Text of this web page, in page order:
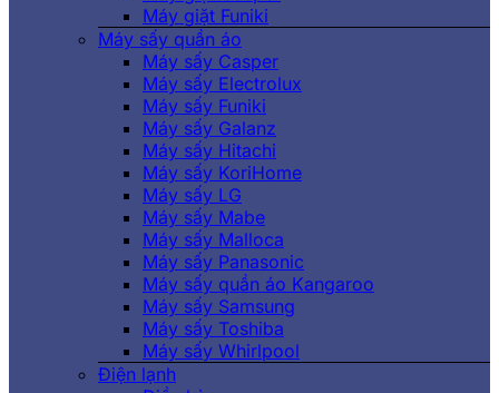
Máy giặt Funiki
Máy sấy quần áo
Máy sấy Casper
Máy sấy Electrolux
Máy sấy Funiki
Máy sấy Galanz
Máy sấy Hitachi
Máy sấy KoriHome
Máy sấy LG
Máy sấy Mabe
Máy sấy Malloca
Máy sấy Panasonic
Máy sấy quần áo Kangaroo
Máy sấy Samsung
Máy sấy Toshiba
Máy sấy Whirlpool
Điện lạnh